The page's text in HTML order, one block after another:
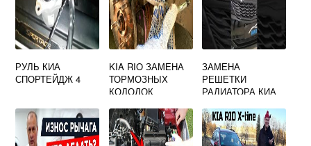
РУЛЬ КИА
СПОРТЕЙДЖ 4
KIA RIO ЗАМЕНА
ТОРМОЗНЫХ
КОЛОДОК
ЗАМЕНА
РЕШЕТКИ
РАДИАТОРА КИА